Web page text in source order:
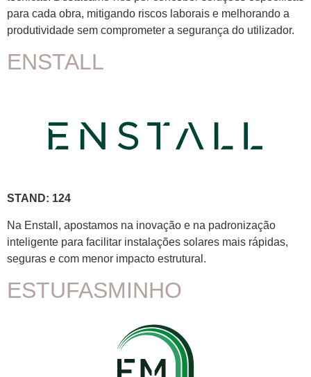
para cada obra, mitigando riscos laborais e melhorando a
produtividade sem comprometer a segurança do utilizador.
ENSTALL
STAND: 124
Na Enstall, apostamos na inovação e na padronização
inteligente para facilitar instalações solares mais rápidas,
seguras e com menor impacto estrutural.
ESTUFASMINHO